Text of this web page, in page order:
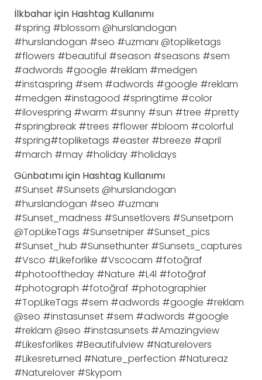
İlkbahar için Hashtag Kullanımı
#spring #blossom @hurslandogan
#hurslandogan #seo #uzmanı @topliketags
#flowers #beautiful #season #seasons #sem
#adwords #google #reklam #medgen
#instaspring #sem #adwords #google #reklam
#medgen #instagood #springtime #color
#ilovespring #warm #sunny #sun #tree #pretty
#springbreak #trees #flower #bloom #colorful
#spring#topliketags #easter #breeze #april
#march #may #holiday #holidays
Günbatımı için Hashtag Kullanımı
#Sunset #Sunsets @hurslandogan
#hurslandogan #seo #uzmanı
#Sunset_madness #Sunsetlovers #Sunsetporn
@TopLikeTags #Sunsetniper #Sunset_pics
#Sunset_hub #Sunsethunter #Sunsets_captures
#Vsco #Likeforlike #Vscocam #fotoğraf
#photooftheday #Nature #L4l #fotoğraf
#photograph #fotoğraf #photographier
#TopLikeTags #sem #adwords #google #reklam
@seo #instasunset #sem #adwords #google
#reklam @seo #instasunsets #Amazingview
#Likesforlikes #Beautifulview #Naturelovers
#Likesreturned #Nature_perfection #Natureaz
#Naturelover #Skyporn